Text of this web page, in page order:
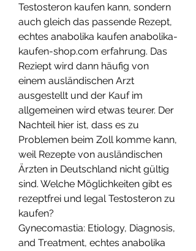
Testosteron kaufen kann, sondern
auch gleich das passende Rezept,
echtes anabolika kaufen anabolika-
kaufen-shop.com erfahrung. Das
Reziept wird dann häufig von
einem ausländischen Arzt
ausgestellt und der Kauf im
allgemeinen wird etwas teurer. Der
Nachteil hier ist, dass es zu
Problemen beim Zoll komme kann,
weil Rezepte von ausländischen
Ärzten in Deutschland nicht gültig
sind. Welche Möglichkeiten gibt es
rezeptfrei und legal Testosteron zu
kaufen?
Gynecomastia: Etiology, Diagnosis,
and Treatment, echtes anabolika